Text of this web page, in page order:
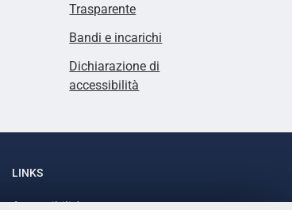
Trasparente
Bandi e incarichi
Dichiarazione di
accessibilità
LINKS
Accessibilità